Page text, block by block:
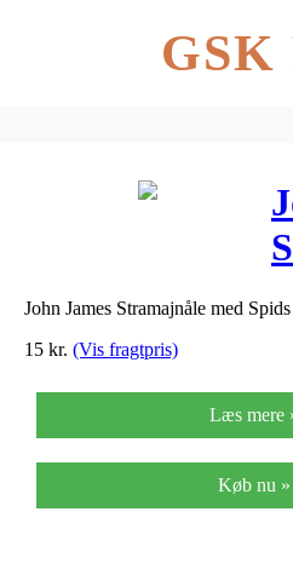
GSK
John James Stramajnåle med
15 kr. (Vis fragtpris)
Læs mere
Køb nu »